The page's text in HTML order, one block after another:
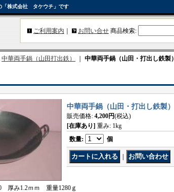
「株式会社 タケウチ」です
ご利用案内 お問い合せ 商品検索:
中華両手鍋（山田打出鉄） 中華両手鍋（山田・打出し鉄製）
中華両手鍋（山田・打出し鉄製）
販売価格: 4,200円(税込)
[在庫あり] 重み: 1kg
数量: 個
厚み1.2ｍｍ 重量1280ｇ